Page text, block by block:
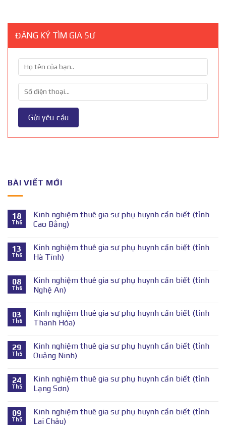
ĐĂNG KÝ TÌM GIA SƯ
BÀI VIẾT MỚI
18
Th6
Kinh nghiệm thuê gia sư phụ huynh cần biết (tỉnh
Cao Bằng)
13
Th6
Kinh nghiệm thuê gia sư phụ huynh cần biết (tỉnh
Hà Tĩnh)
08
Th6
Kinh nghiệm thuê gia sư phụ huynh cần biết (tỉnh
Nghệ An)
03
Th6
Kinh nghiệm thuê gia sư phụ huynh cần biết (tỉnh
Thanh Hóa)
29
Th5
Kinh nghiệm thuê gia sư phụ huynh cần biết (tỉnh
Quảng Ninh)
24
Th5
Kinh nghiệm thuê gia sư phụ huynh cần biết (tỉnh
Lạng Sơn)
09
Th5
Kinh nghiệm thuê gia sư phụ huynh cần biết (tỉnh
Lai Châu)